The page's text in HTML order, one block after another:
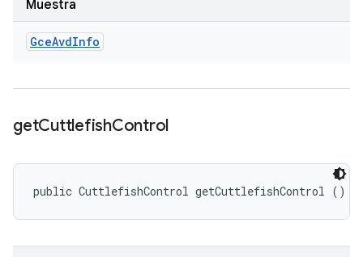
Muestra
GceAvdInfo
getCuttlefishControl
public CuttlefishControl getCuttlefishControl ()